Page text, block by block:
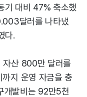
기 대비 47% 축소했
달러를 나타냈
다.
자산 800만 달러를
지 운영 자금을 충
개발비는 92만5천